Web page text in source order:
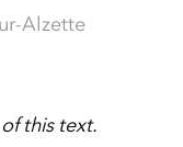
Alzette
this text.